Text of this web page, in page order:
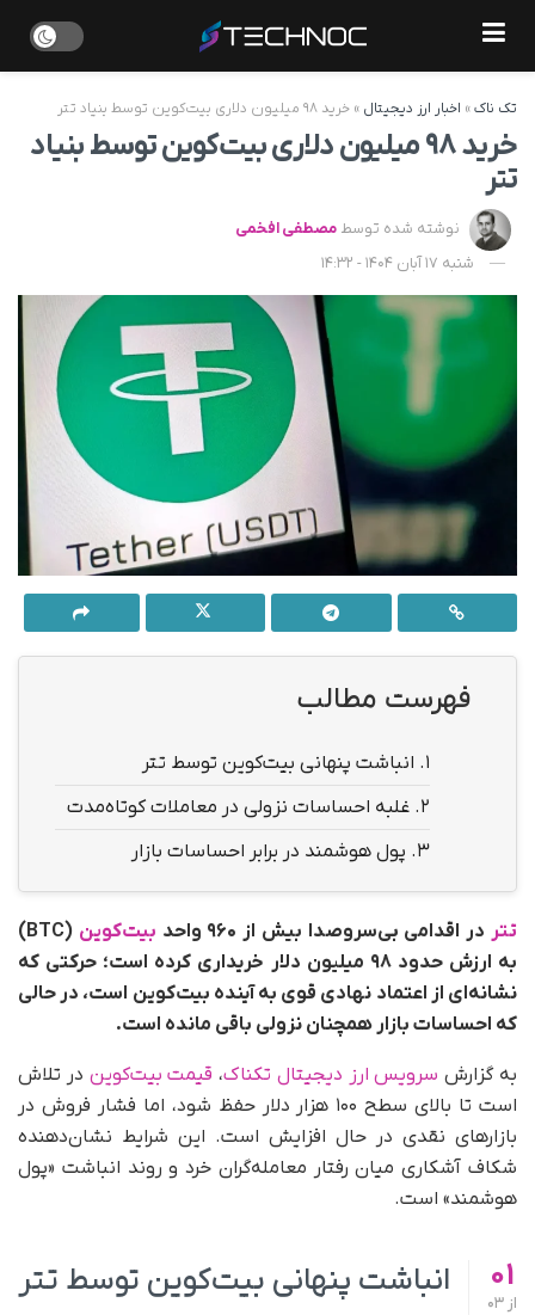
تک ناک» اخبار ارز دیجیتال » خرید ۹۸ میلیون دلاری بیت‌کوین توسط بنیاد تتر
خرید ۹۸ میلیون دلاری بیت‌کوین توسط بنیاد
تتر
نوشته شده توسط مصطفی افخمی
شنبه 17 آبان 1404 - 14:32
فهرست مطالب
1. انباشت پنهانی بیت‌کوین توسط تتر
2. غلبه احساسات نزولی در معاملات کوتاه‌مدت
3. پول هوشمند در برابر احساسات بازار
تتر در اقدامی بی‌سروصدا بیش از ۹۶۰ واحد بیت‌کوین (BTC)
به ارزش حدود ۹۸ میلیون دلار خریداری کرده است؛ حرکتی که
نشانه‌ای از اعتماد نهادی قوی به آینده بیت‌کوین است، در حالی
که احساسات بازار همچنان نزولی باقی مانده است.
به گزارش سرویس ارز دیجیتال تکناک، قیمت بیت‌کوین در تلاش
است تا بالای سطح ۱۰۰ هزار دلار حفظ شود، اما فشار فروش در
بازارهای نقدی در حال افزایش است. این شرایط نشان‌دهنده
شکاف آشکاری میان رفتار معامله‌گران خرد و روند انباشت «پول
هوشمند» است.
01
از
انباشت پنهانی بیت‌کوین توسط تتر